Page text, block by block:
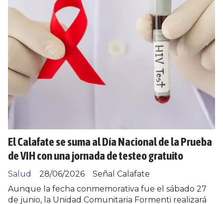
El Calafate se suma al Día Nacional de la Prueba
de VIH con una jornada de testeo gratuito
Señal Calafate
Salud
28/06/2026
Aunque la fecha conmemorativa fue el sábado 27
de junio, la Unidad Comunitaria Formenti realizará